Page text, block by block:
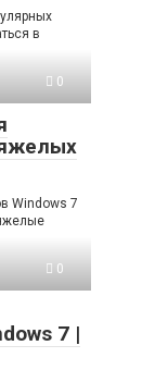
в
0
Windows 7
0
7 |